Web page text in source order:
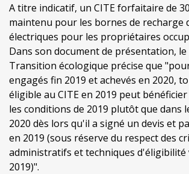
A titre indicatif, un CITE forfaitaire de
maintenu pour les bornes de recharge
électriques pour les propriétaires
Dans son document de présentation,
Transition écologique précise que
engagés fin 2019 et achevés en 2020,
éligible au CITE en 2019 peut bénéficier
les conditions de 2019 plutôt que dans
2020 dès lors qu'il a signé un devis et
en 2019 (sous réserve du respect des
administratifs et techniques d'éligibilité
2019)".